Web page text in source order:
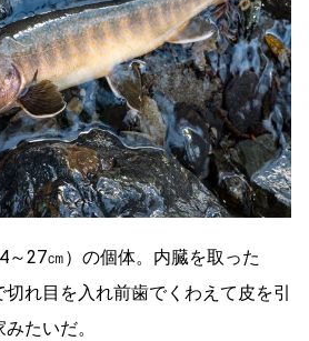
～27㎝）の個体。内臓を取った
れ目を入れ前歯でくわえて皮を引
たいだ。